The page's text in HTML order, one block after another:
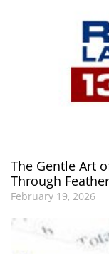
The Gentle Art
Through
February 19, 2026